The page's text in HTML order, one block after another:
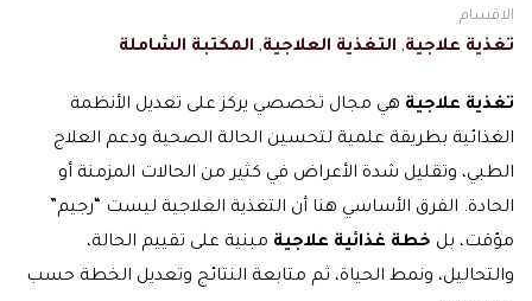
الاقسام
تغذية علاجية, التغذية العلاجية, المكتبة الشاملة
تغذية علاجية هي مجال تخصصي يركز على تعديل الأنظمة
الغذائية بطريقة علمية لتحسين الحالة الصحية ودعم العلاج
الطبي، وتقليل شدة الأعراض في كثير من الحالات المزمنة أو
الحادة. الفرق الأساسي هنا أن التغذية العلاجية ليست “رجيم”
مؤقت، بل خطة غذائية علاجية مبنية على تقييم الحالة،
والتحاليل، ونمط الحياة، ثم متابعة النتائج وتعديل الخطة حسب